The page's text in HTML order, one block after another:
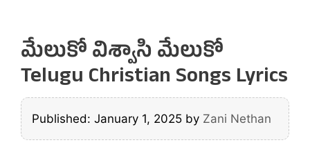
మేలుకో విశ్వాసి మేలుకో
Telugu Christian Songs Lyrics
Published: January 1, 2025 by Zani Nethan